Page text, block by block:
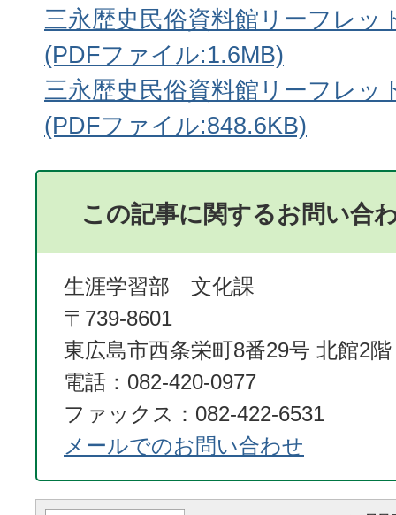
三永歴史民俗資料館リーフレッ
(PDFファイル:1.6MB)
三永歴史民俗資料館リーフレッ
(PDFファイル:848.6KB)
この記事に関するお問い合
生涯学習部 文化課
〒739-8601
東広島市西条栄町8番29号 北館2階
電話：082-420-0977
ファックス：082-422-6531
メールでのお問い合わせ